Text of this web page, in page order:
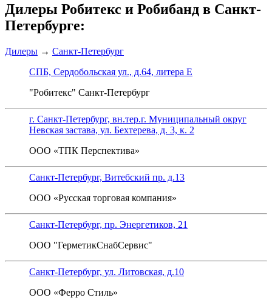
Дилеры Робитекс и Робибанд в Санкт-
Петербурге:
Дилеры → Санкт-Петербург
СПБ, Сердобольская ул., д.64, литера Е
"Робитекс" Санкт-Петербург
г. Санкт-Петербург, вн.тер.г. Муниципальный округ
Невская застава, ул. Бехтерева, д. 3, к. 2
ООО «ТПК Перспектива»
Санкт-Петербург, Витебский пр. д.13
ООО «Русская торговая компания»
Санкт-Петербург, пр. Энергетиков, 21
ООО "ГерметикСнабСервис"
Санкт-Петербург, ул. Литовская, д.10
ООО «Ферро Стиль»